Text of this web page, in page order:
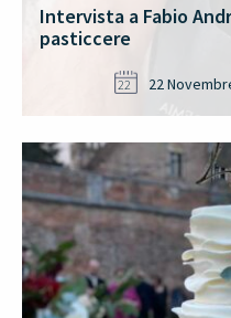
Intervista a Fabio
pasticcere
22 22